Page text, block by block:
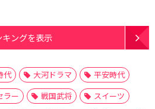
キングを表示
代 大河ドラマ
平安時代
ラー 戦国武将
スイーツ